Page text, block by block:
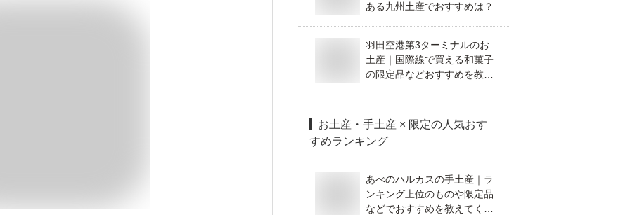
ある九州土産でおすすめは？
羽田空港第3ターミナルのお
土産｜国際線で買える和菓子
の限定品などおすすめを教え
お土産・手土産 × 限定の人気おす
すめランキング
あべのハルカスの手土産｜ラ
ンキング上位のものや限定品
などでおすすめを教えてくだ